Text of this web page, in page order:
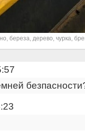
, береза, дерево, чурка,